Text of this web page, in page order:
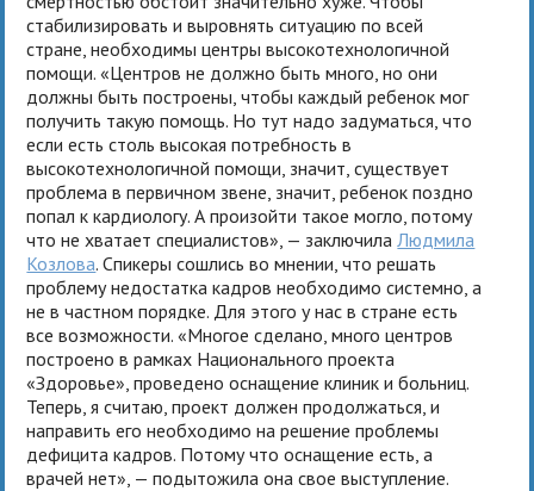
стабилизировать и выровнять ситуацию по всей
стране, необходимы центры высокотехнологичной
помощи. «Центров не должно быть много, но они
должны быть построены, чтобы каждый ребенок мог
получить такую помощь. Но тут надо задуматься, что
если есть столь высокая потребность в
высокотехнологичной помощи, значит, существует
проблема в первичном звене, значит, ребенок поздно
попал к кардиологу. А произойти такое могло, потому
что не хватает специалистов», — заключила Людмила
Козлова. Спикеры сошлись во мнении, что решать
проблему недостатка кадров необходимо системно, а
не в частном порядке. Для этого у нас в стране есть
все возможности. «Многое сделано, много центров
построено в рамках Национального проекта
«Здоровье», проведено оснащение клиник и больниц.
Теперь, я считаю, проект должен продолжаться, и
направить его необходимо на решение проблемы
дефицита кадров. Потому что оснащение есть, а
врачей нет», — подытожила она свое выступление.